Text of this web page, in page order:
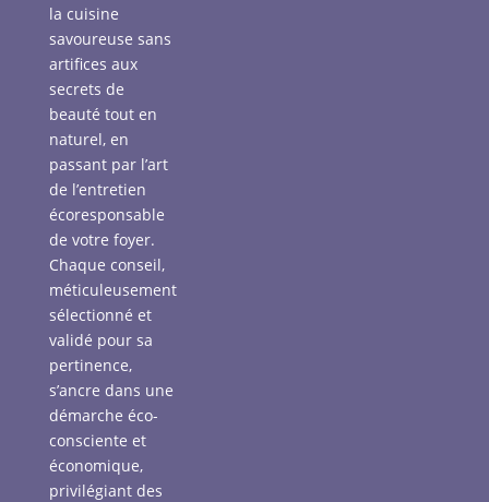
la cuisine
savoureuse sans
artifices aux
secrets de
beauté tout en
naturel, en
passant par l’art
de l’entretien
écoresponsable
de votre foyer.
Chaque conseil,
méticuleusement
sélectionné et
validé pour sa
pertinence,
s’ancre dans une
démarche éco-
consciente et
économique,
privilégiant des